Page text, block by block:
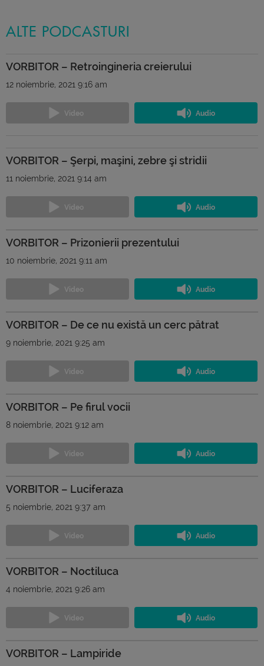
ALTE PODCASTURI
VORBITOR – Retroingineria creierului
12 noiembrie, 2021 9:16 am
VORBITOR – Şerpi, maşini, zebre şi stridii
11 noiembrie, 2021 9:14 am
VORBITOR – Prizonierii prezentului
10 noiembrie, 2021 9:11 am
VORBITOR – De ce nu există un cerc pătrat
9 noiembrie, 2021 9:25 am
VORBITOR – Pe firul vocii
8 noiembrie, 2021 9:12 am
VORBITOR – Luciferaza
5 noiembrie, 2021 9:37 am
VORBITOR – Noctiluca
4 noiembrie, 2021 9:26 am
VORBITOR – Lampiride